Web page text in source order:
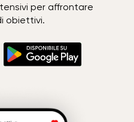
per affrontare
obiettivi.